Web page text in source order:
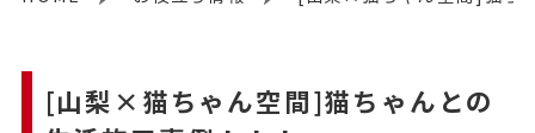
[山梨×猫ちゃん空間]猫ちゃんとの